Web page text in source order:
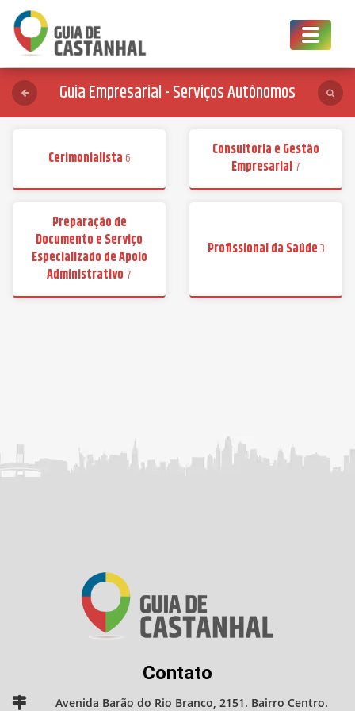
Toggle
Guia Empresarial - Serviços Autônomos
Cerimonialista6
Consultoria e Gestão
Empresarial7
Preparação de
Documento e Serviço
Especializado de Apoio
Administrativo 7
Profissional da Saúde3
Contato
Avenida Barão do Rio Branco, 2151. Bairro Centro.